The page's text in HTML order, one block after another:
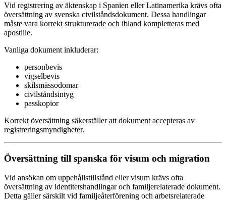
Vid registrering av äktenskap i Spanien eller Latinamerika krävs ofta
översättning av svenska civilståndsdokument. Dessa handlingar
måste vara korrekt strukturerade och ibland kompletteras med
apostille.
Vanliga dokument inkluderar:
personbevis
vigselbevis
skilsmässodomar
civilståndsintyg
passkopior
Korrekt översättning säkerställer att dokument accepteras av
registreringsmyndigheter.
Översättning till spanska för visum och migration
Vid ansökan om uppehållstillstånd eller visum krävs ofta
översättning av identitetshandlingar och familjerelaterade dokument.
Detta gäller särskilt vid familjeåterförening och arbetsrelaterade